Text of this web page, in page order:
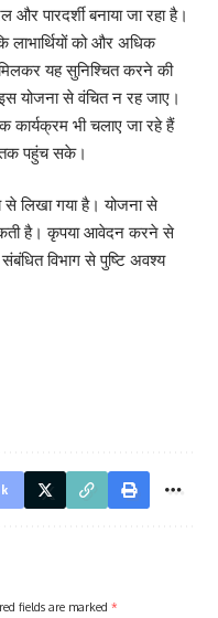
पारदर्शी बनाया जा रहा है।
लाभार्थियों को और अधिक
यह सुनिश्चित करने की
योजना से वंचित न रह जाए।
भी चलाए जा रहे हैं
तक पहुंच सके।
लिखा गया है। योजना से
है। कृपया आवेदन करने से
विभाग से पुष्टि अवश्य
fields are marked *